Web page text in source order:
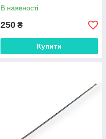
В наявності
250 ₴
Купити